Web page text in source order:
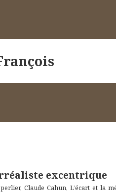
excentrique
Claude Cahun, L’écart et la